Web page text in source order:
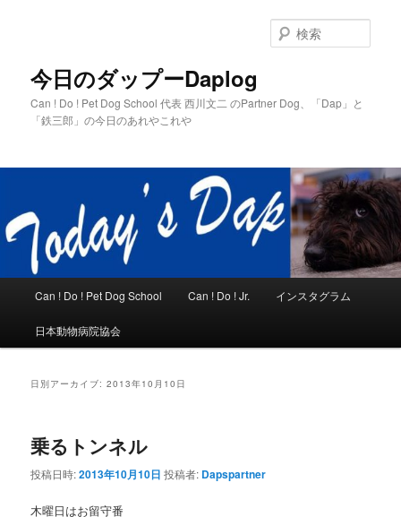
今日のダップーDaplog
Can ! Do ! Pet Dog School 代表 西川文二 のPartner Dog、「Dap」と
「鉄三郎」の今日のあれやこれや
索
メ
Can ! Do ! Pet Dog School Can ! Do ! Jr. インスタグラム
日本動物病院協会
日別アーカイブ:2013年10月10日
乗るトンネル
投稿日時:2013年10月10日 投稿者: Dapspartner
木曜日はお留守番